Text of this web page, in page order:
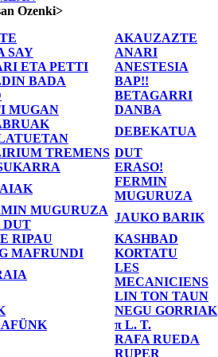
>
AKAUZAZTE
SAY
ANARI
ETA PETTI
ANESTESIA
BADA
BAP!!
BETAGARRI
MUGAN
DANBA
DEBEKATUA
TREMENS DUT
ERASO!
FERMIN
MUGURUZA
MUGURUZA
DUT
JAUKO BARIK
RIPAU
KASHBAD
MAFRUNDI
KORTATU
LES
MECANICIENS
LIN TON TAUN
NEGU GORRIAK
π L. T.
RAFA RUEDA
RUPER